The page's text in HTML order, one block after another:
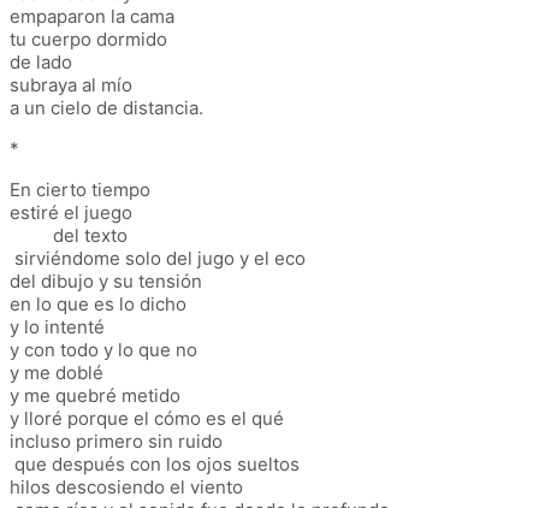
empaparon la cama
tu cuerpo dormido
de lado
subraya al mío
a un cielo de distancia.
*
En cierto tiempo
estiré el juego
del texto
sirviéndome solo del jugo y el eco
del dibujo y su tensión
en lo que es lo dicho
y lo intenté
y con todo y lo que no
y me doblé
y me quebré metido
y lloré porque el cómo es el qué
incluso primero sin ruido
que después con los ojos sueltos
hilos descosiendo el viento